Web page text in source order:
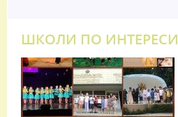
ШКОЛИ ПО ИНТЕРЕСИ